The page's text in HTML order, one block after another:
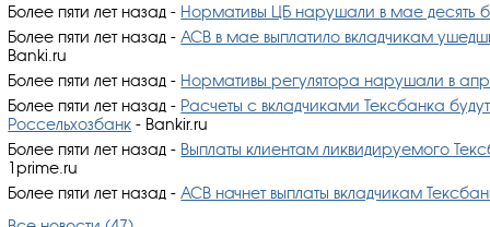
Более пяти лет назад- Нормативы ЦБ нарушали в мае десять
Более пяти лет назад- АСВ в мае выплатило вкладчикам
Banki.ru
Более пяти лет назад- Нормативы регулятора нарушали в
Более пяти лет назад- Расчеты с вкладчиками Тексбанка
Россельхозбанк - Bankir.ru
Более пяти лет назад- Выплаты клиентам ликвидируемого
1prime.ru
Более пяти лет назад- АСВ начнет выплаты вкладчикам